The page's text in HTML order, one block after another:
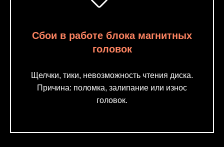
Сбои в работе блока магнитных
головок
Щелчки, тики, невозможность чтения диска.
Причина: поломка, залипание или износ
головок.